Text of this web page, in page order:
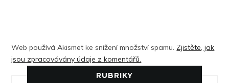
Web používá Akismet ke snížení množství spamu. Zjistěte, jak
jsou zpracovávány údaje z komentářů.
RUBRIKY